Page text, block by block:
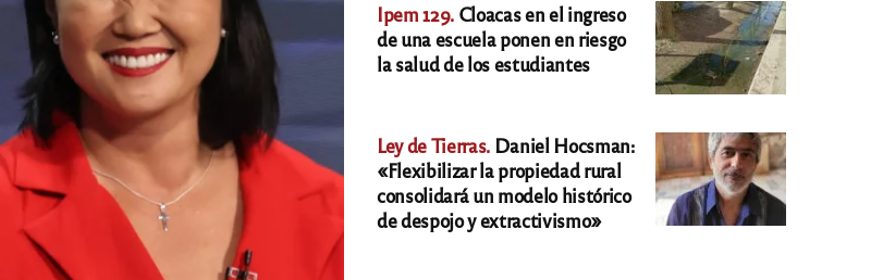
Ipem 129. Cloacas en el ingreso
de una escuela ponen en riesgo
la salud de los estudiantes
Ley de Tierras. Daniel Hocsman:
«Flexibilizar la propiedad rural
consolidará un modelo histórico
de despojo y extractivismo»